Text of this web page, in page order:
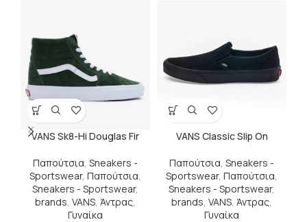
VANS Sk8-Hi Douglas Fir
Παπούτσια, Sneakers -
Sportswear, Παπούτσια,
Sneakers - Sportswear,
brands, VANS, Άντρας,
Γυναίκα
VANS Classic Slip On
Παπούτσια, Sneakers -
Sportswear, Παπούτσια,
Sneakers - Sportswear,
brands, VANS, Άντρας,
Γυναίκα